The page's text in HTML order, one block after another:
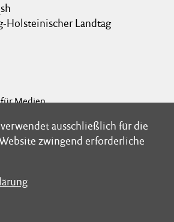
ausschließlich für die
zwingend erforderliche
ausschließlich für die
zwingend erforderliche
Holsteinischer Landtag
Medien